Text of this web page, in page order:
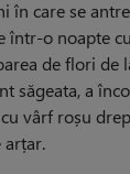
care se
într-o noapte
de flori de
săgeata, a
vârf roșu
arțar.